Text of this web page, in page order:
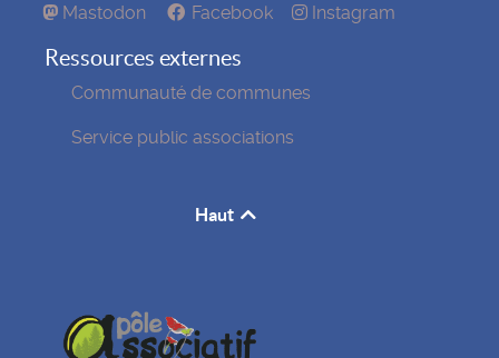
Mastodon Facebook Instagram
Ressources externes
Communauté de communes
Service public associations
Haut